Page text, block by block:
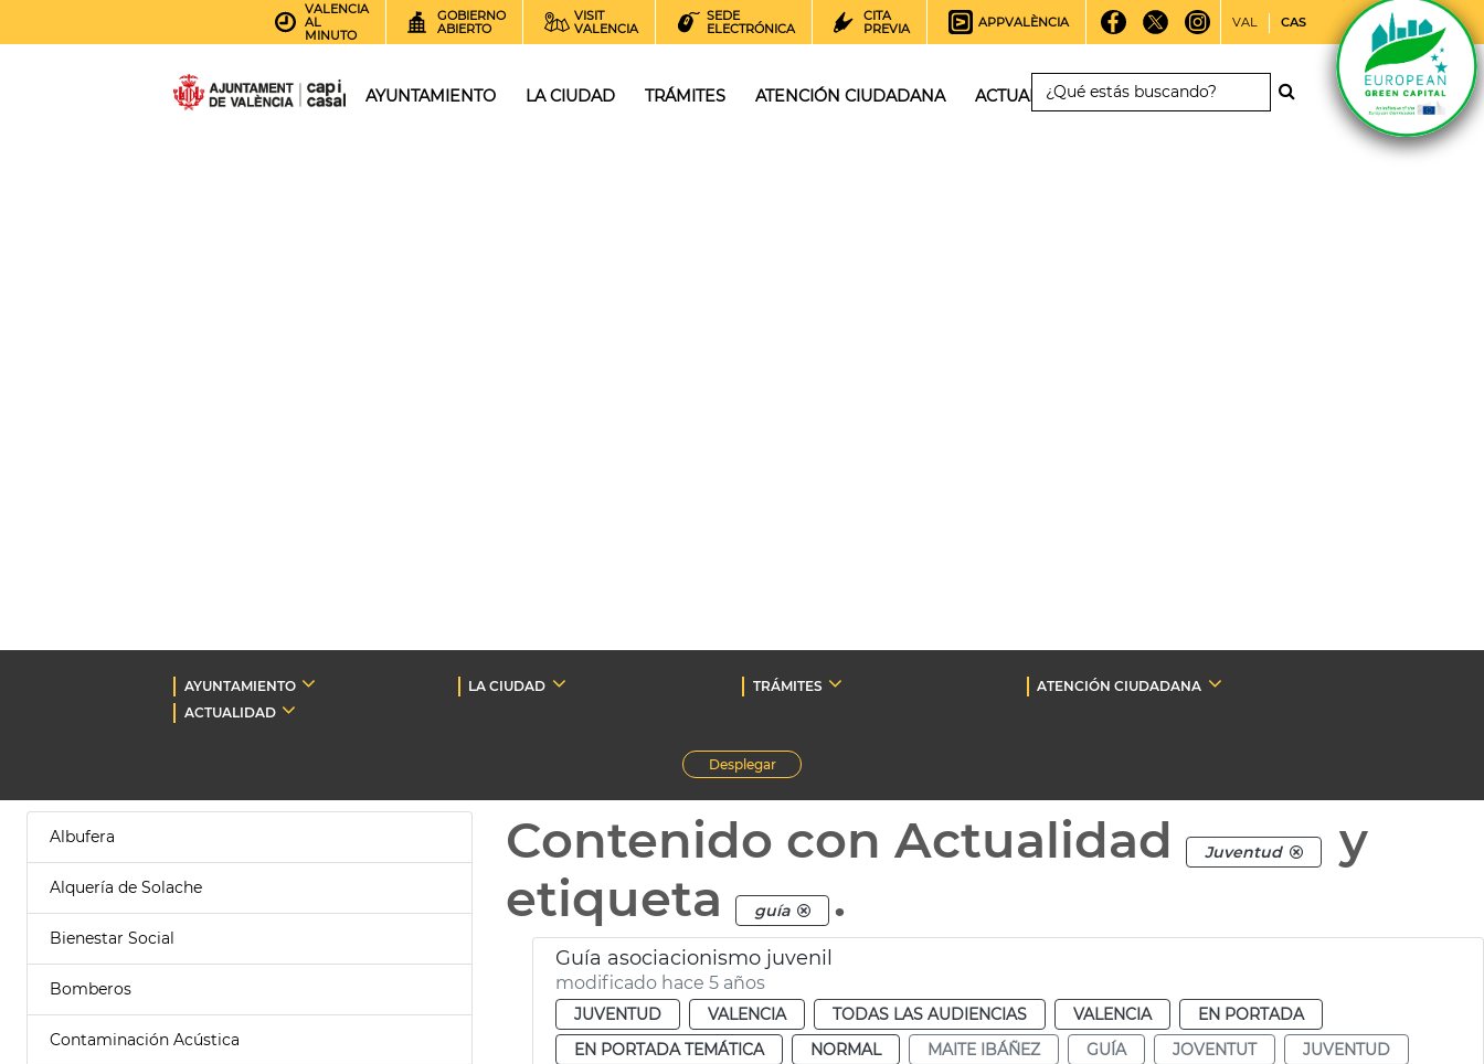
VALENCIA
AL
MINUTO
GOBIERNO
ABIERTO
VISIT
VALENCIA
SEDE
ELECTRÓNICA
CITA
PREVIA
APPVALÈNCIA VAL CAS
AYUNTAMIENTO LA CIUDAD TRÁMITES ATENCIÓN CIUDADANA ACTUALIDAD
AYUNTAMIENTO LA CIUDAD TRÁMITES
ATENCIÓN CIUDADANA
ACTUALIDAD
Desplegar
Albufera
Alquería de Solache
Bienestar Social
Bomberos
Contaminación Acústica
Contenido con Actualidad Juventud
y
etiqueta
guía .
Guía asociacionismo juvenil
modificado hace 5 años
JUVENTUD VALENCIA TODAS LAS AUDIENCIAS VALENCIA
EN PORTADA
EN PORTADA TEMÁTICA
NORMAL MAITE IBÁÑEZ GUÍA JOVENTUT
JUVENTUD